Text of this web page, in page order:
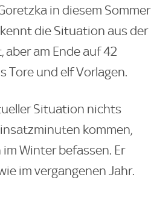
in diesem Sommer
die Situation aus der
aber am Ende auf 42
Tore und elf Vorlagen.
Situation nichts
kommen,
Winter befassen. Er
im vergangenen Jahr.